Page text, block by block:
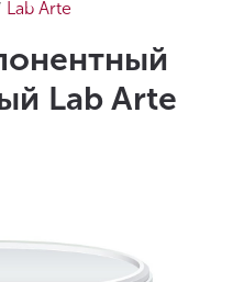
Lab Arte
Lab Arte